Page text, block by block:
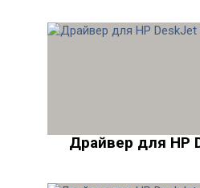
Драйвер для HP